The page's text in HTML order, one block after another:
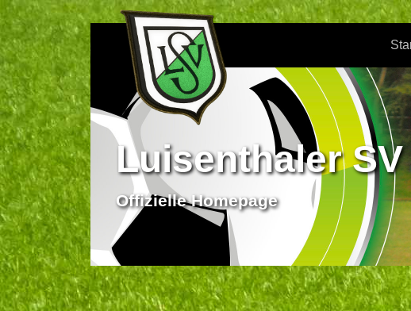
Luisenthaler SV
Offizielle Homepage